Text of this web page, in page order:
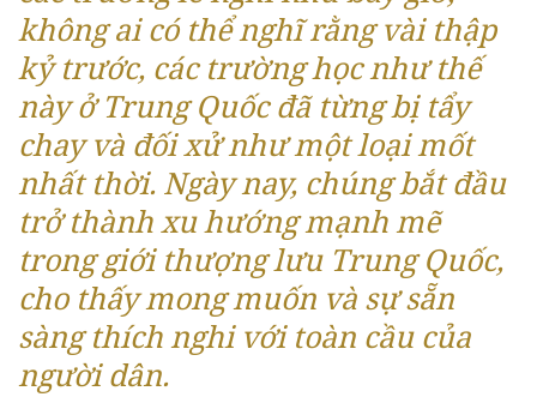
không ai có thể nghĩ rằng vài thập
kỷ trước, các trường học như thế
này ở Trung Quốc đã từng bị tẩy
chay và đối xử như một loại mốt
nhất thời. Ngày nay, chúng bắt đầu
trở thành xu hướng mạnh mẽ
trong giới thượng lưu Trung Quốc,
cho thấy mong muốn và sự sẵn
sàng thích nghi với toàn cầu của
người dân.